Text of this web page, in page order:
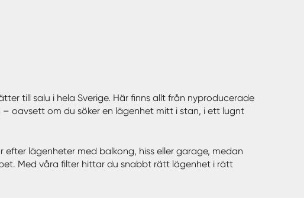
till salu i hela Sverige. Här finns allt från nyproducerade
oavsett om du söker en lägenhet mitt i stan, i ett lugnt
lägenheter med balkong, hiss eller garage, medan
Med våra filter hittar du snabbt rätt lägenhet i rätt